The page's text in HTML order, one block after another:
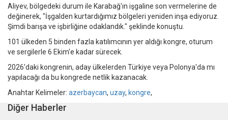
Aliyev, bölgedeki durum ile Karabağ'ın işgaline son vermelerine de
değinerek, "İşgalden kurtardığımız bölgeleri yeniden inşa ediyoruz.
Şimdi barışa ve işbirliğine odaklandık." şeklinde konuştu.
101 ülkeden 5 binden fazla katılımcının yer aldığı kongre, oturum
ve sergilerle 6 Ekim'e kadar sürecek.
2026'daki kongrenin, aday ülkelerden Türkiye veya Polonya'da mı
yapılacağı da bu kongrede netlik kazanacak.
Anahtar Kelimeler: azerbaycan, uzay, kongre,
Diğer Haberler